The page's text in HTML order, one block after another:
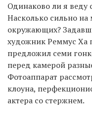
Одинаково ли я веду
Насколько сильно на
окружающих?
художник Реммус Ха
предложил семи
перед камерой
Фотоаппарат
клоуна,
актера со стержнем.